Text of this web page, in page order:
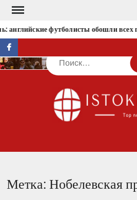
Перейти
содержимомуфутболисты обошли всех
facebook
Поиск
Метка:Нобелевская